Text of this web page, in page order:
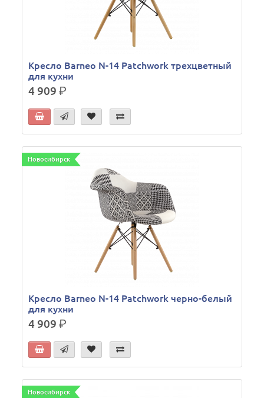
Кресло Barneo N-14 Patchwork трехцветный
для кухни
4 909р.
Новосибирск
Кресло Barneo N-14 Patchwork черно-белый
для кухни
4 909р.
Новосибирск